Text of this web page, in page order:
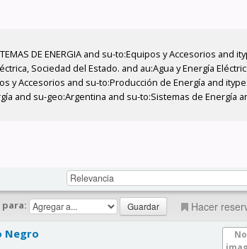
DE ENERGIA and su-to:Equipos y Accesorios and
Sociedad del Estado. and au:Agua y Energía
y Accesorios and su-to:Producción de Energía and
and su-geo:Argentina and su-to:Sistemas de Energía
Hacer
Negro